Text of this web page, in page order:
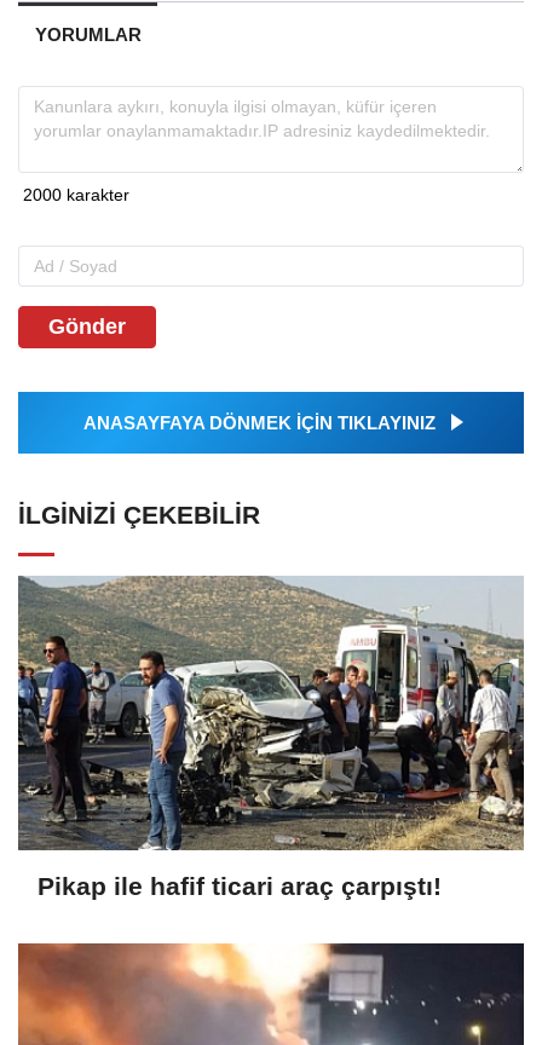
YORUMLAR
Gönder
ANASAYFAYA DÖNMEK İÇİN TIKLAYINIZ
İLGINIZI ÇEKEBILIR
Pikap ile hafif ticari araç çarpıştı!